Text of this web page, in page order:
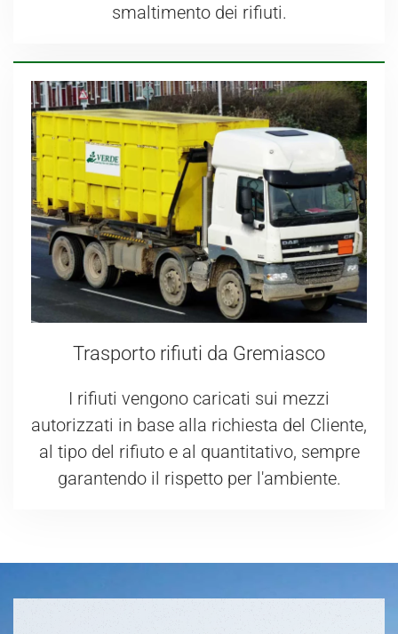
smaltimento dei rifiuti.
Trasporto rifiuti da Gremiasco
I rifiuti vengono caricati sui mezzi
autorizzati in base alla richiesta del Cliente,
al tipo del rifiuto e al quantitativo, sempre
garantendo il rispetto per l'ambiente.